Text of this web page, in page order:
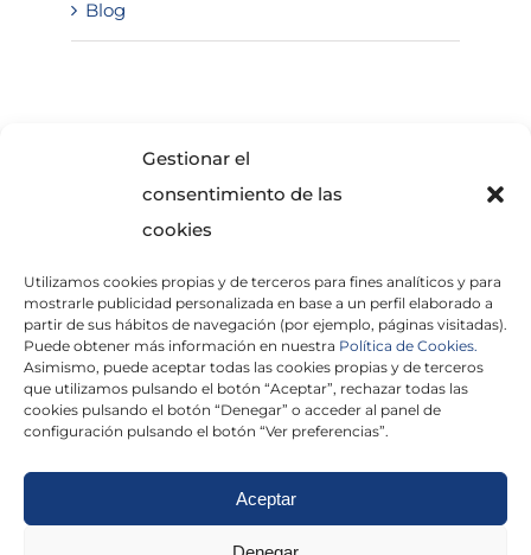
Gestionar el
consentimiento de las
cookies
Utilizamos cookies propias y de terceros para fines analíticos y para
mostrarle publicidad personalizada en base a un perfil elaborado a
partir de sus hábitos de navegación (por ejemplo, páginas visitadas).
Puede obtener más información en nuestra Política de Cookies.
Asimismo, puede aceptar todas las cookies propias y de terceros
que utilizamos pulsando el botón “Aceptar”, rechazar todas las
cookies pulsando el botón “Denegar” o acceder al panel de
configuración pulsando el botón “Ver preferencias”.
Aceptar
Blog
He leído y acepto laPolítica de Privacidad
Politica de cookies|Aviso Legal